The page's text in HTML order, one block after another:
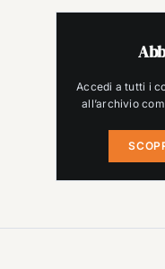
Accedi a tutti i
all’archivio